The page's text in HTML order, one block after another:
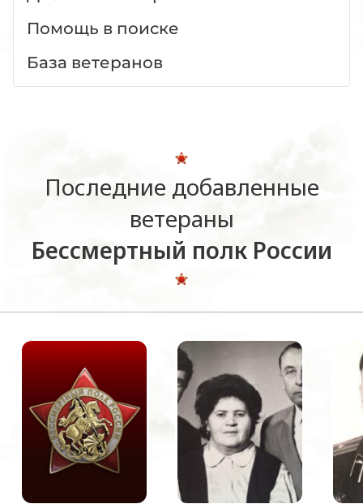
Помощь в поиске
База ветеранов
Последние добавленные
ветераны
Бессмертный полк России